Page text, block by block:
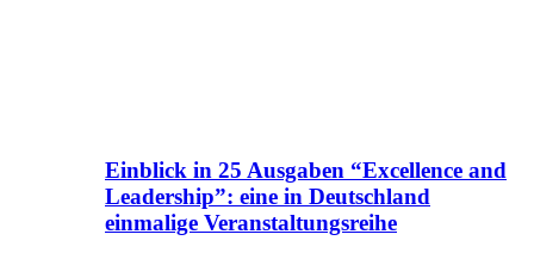
Einblick in 25 Ausgaben “Excellence and
Leadership”: eine in Deutschland
einmalige Veranstaltungsreihe